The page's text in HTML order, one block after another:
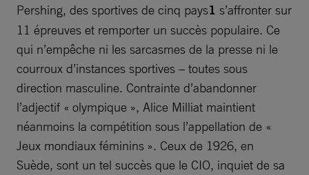
Pershing, des sportives de cinq pays1 s’affronter sur
11 épreuves et remporter un succès populaire. Ce
qui n’empêche ni les sarcasmes de la presse ni le
courroux d’instances sportives – toutes sous
direction masculine. Contrainte d’abandonner
l’adjectif « olympique », Alice Milliat maintient
néanmoins la compétition sous l’appellation de «
Jeux mondiaux féminins ». Ceux de 1926, en
Suède, sont un tel succès que le CIO, inquiet de sa